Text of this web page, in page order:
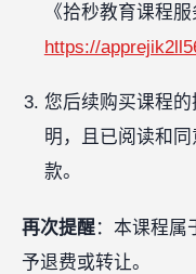
《拾秒教育课程服
https://
您后续购买课程
明，且已阅读和
款。
再次提醒：本课程属
予退费或转让。